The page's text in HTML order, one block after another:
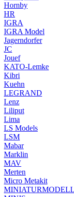
Hornby
HR
IGRA
IGRA Model
Jagerndorfer
JC
Jouef
KATO-Lemke
Kibri
Kuehn
LEGRAND
Lenz
Liliput
Lima
LS Models
LSM
Mabar
Marklin
MAV
Merten
Micro Metakit